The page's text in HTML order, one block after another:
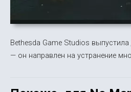
Bethesda Game Studios выпустила
— он направлен на устранение